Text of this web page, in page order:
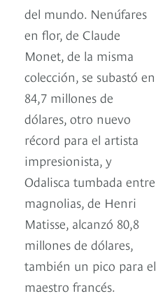
del mundo. Nenúfares
en flor, de Claude
Monet, de la misma
colección, se subastó en
84,7 millones de
dólares, otro nuevo
récord para el artista
impresionista, y
Odalisca tumbada entre
magnolias, de Henri
Matisse, alcanzó 80,8
millones de dólares,
también un pico para el
maestro francés.